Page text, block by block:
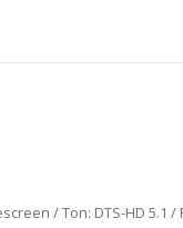
/ Ton: DTS-HD 5.1